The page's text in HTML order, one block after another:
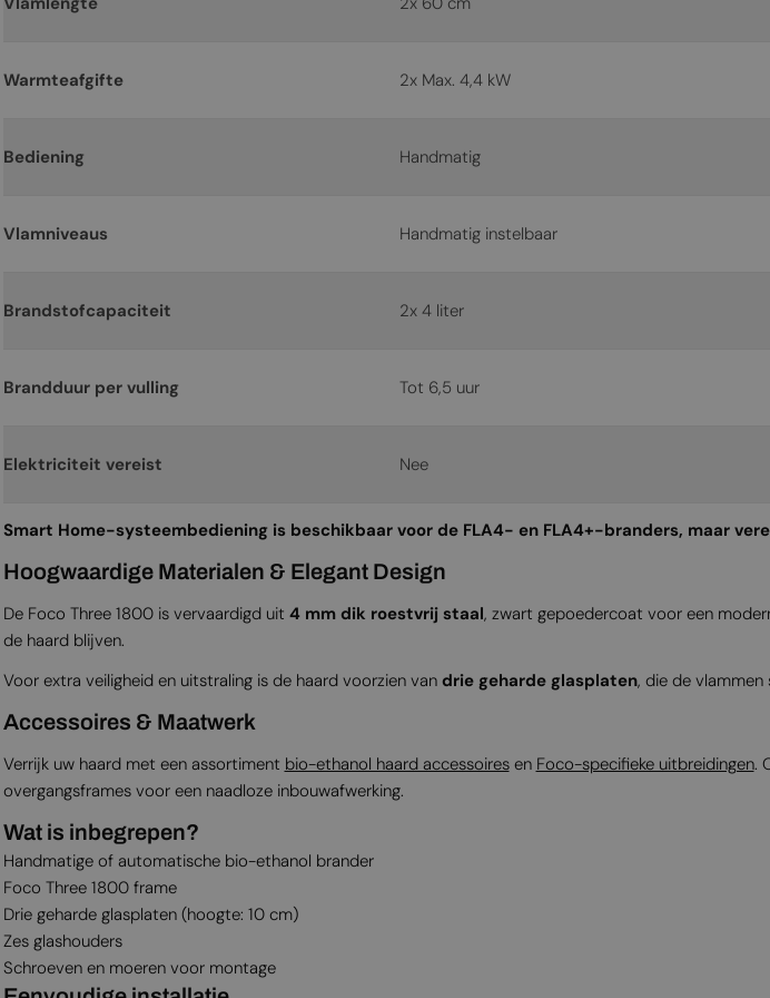
Warmteafgifte 2x Max. 4,4 kW
Bediening Handmatig
Vlamniveaus Handmatig instelbaar
Brandstofcapaciteit 2x 4 liter
Brandduur per vulling Tot 6,5 uur
Elektriciteit vereist Nee
Smart Home-systeembediening is beschikbaar voor de FLA4- en FLA4+-branders, maar
Hoogwaardige Materialen & Elegant Design
De Foco Three 1800 is vervaardigd uit 4 mm dik roestvrij staal, zwart gepoedercoat voor een
de haard blijven.
Voor extra veiligheid en uitstraling is de haard voorzien van drie geharde glasplaten, die de vlammen
Accessoires & Maatwerk
Verrijk uw haard met een assortiment bio-ethanol haard accessoiresen Foco-specifieke uitbreidingen.
overgangsframes voor een naadloze inbouwafwerking.
Wat is inbegrepen?
Handmatige of automatische bio-ethanol brander
Foco Three 1800 frame
Drie geharde glasplaten (hoogte: 10 cm)
Zes glashouders
Schroeven en moeren voor montage